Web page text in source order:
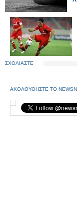
ΣΧΟΛΙΑΣΤΕ
ΑΚΟΛΟΥΘΗΣΤΕ ΤΟ